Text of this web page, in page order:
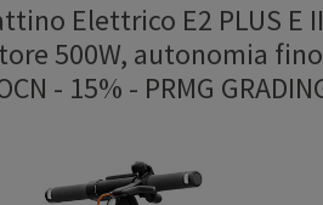
Elettrico E2 PLUS
500W, autonomia
- 15% - PRMG